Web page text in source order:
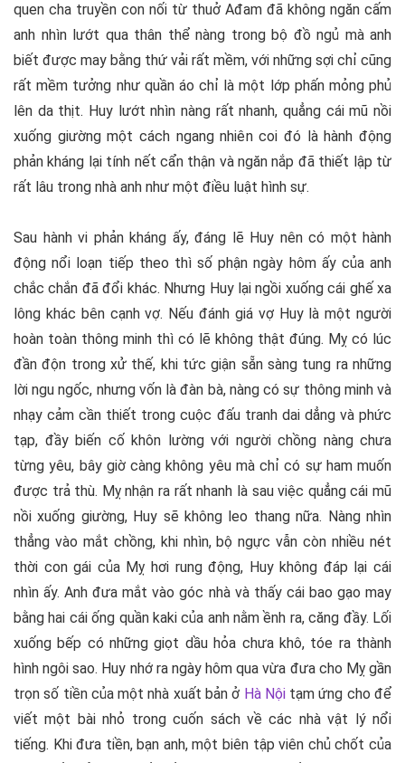
quen cha truyền con nối từ thuở Ađam đã không ngăn cấm
anh nhìn lướt qua thân thể nàng trong bộ đồ ngủ mà anh
biết được may bằng thứ vải rất mềm, với những sợi chỉ cũng
rất mềm tưởng như quần áo chỉ là một lớp phấn mỏng phủ
lên da thịt. Huy lướt nhìn nàng rất nhanh, quẳng cái mũ nồi
xuống giường một cách ngang nhiên coi đó là hành động
phản kháng lại tính nết cẩn thận và ngăn nắp đã thiết lập từ
rất lâu trong nhà anh như một điều luật hình sự.
Sau hành vi phản kháng ấy, đáng lẽ Huy nên có một hành
động nổi loạn tiếp theo thì số phận ngày hôm ấy của anh
chắc chắn đã đổi khác. Nhưng Huy lại ngồi xuống cái ghế xa
lông khác bên cạnh vợ. Nếu đánh giá vợ Huy là một người
hoàn toàn thông minh thì có lẽ không thật đúng. Mỵ có lúc
đần độn trong xử thế, khi tức giận sẵn sàng tung ra những
lời ngu ngốc, nhưng vốn là đàn bà, nàng có sự thông minh và
nhạy cảm cần thiết trong cuộc đấu tranh dai dẳng và phức
tạp, đầy biến cố khôn lường với người chồng nàng chưa
từng yêu, bây giờ càng không yêu mà chỉ có sự ham muốn
được trả thù. Mỵ nhận ra rất nhanh là sau việc quẳng cái mũ
nồi xuống giường, Huy sẽ không leo thang nữa. Nàng nhìn
thẳng vào mắt chồng, khi nhìn, bộ ngực vẫn còn nhiều nét
thời con gái của Mỵ hơi rung động, Huy không đáp lại cái
nhìn ấy. Anh đưa mắt vào góc nhà và thấy cái bao gạo may
bằng hai cái ống quần kaki của anh nằm ềnh ra, căng đầy. Lối
xuống bếp có những giọt dầu hỏa chưa khô, tóe ra thành
hình ngôi sao. Huy nhớ ra ngày hôm qua vừa đưa cho Mỵ gần
trọn số tiền của một nhà xuất bản ở Hà Nộitạm ứng cho để
viết một bài nhỏ trong cuốn sách về các nhà vật lý nổi
tiếng. Khi đưa tiền, bạn anh, một biên tập viên chủ chốt của